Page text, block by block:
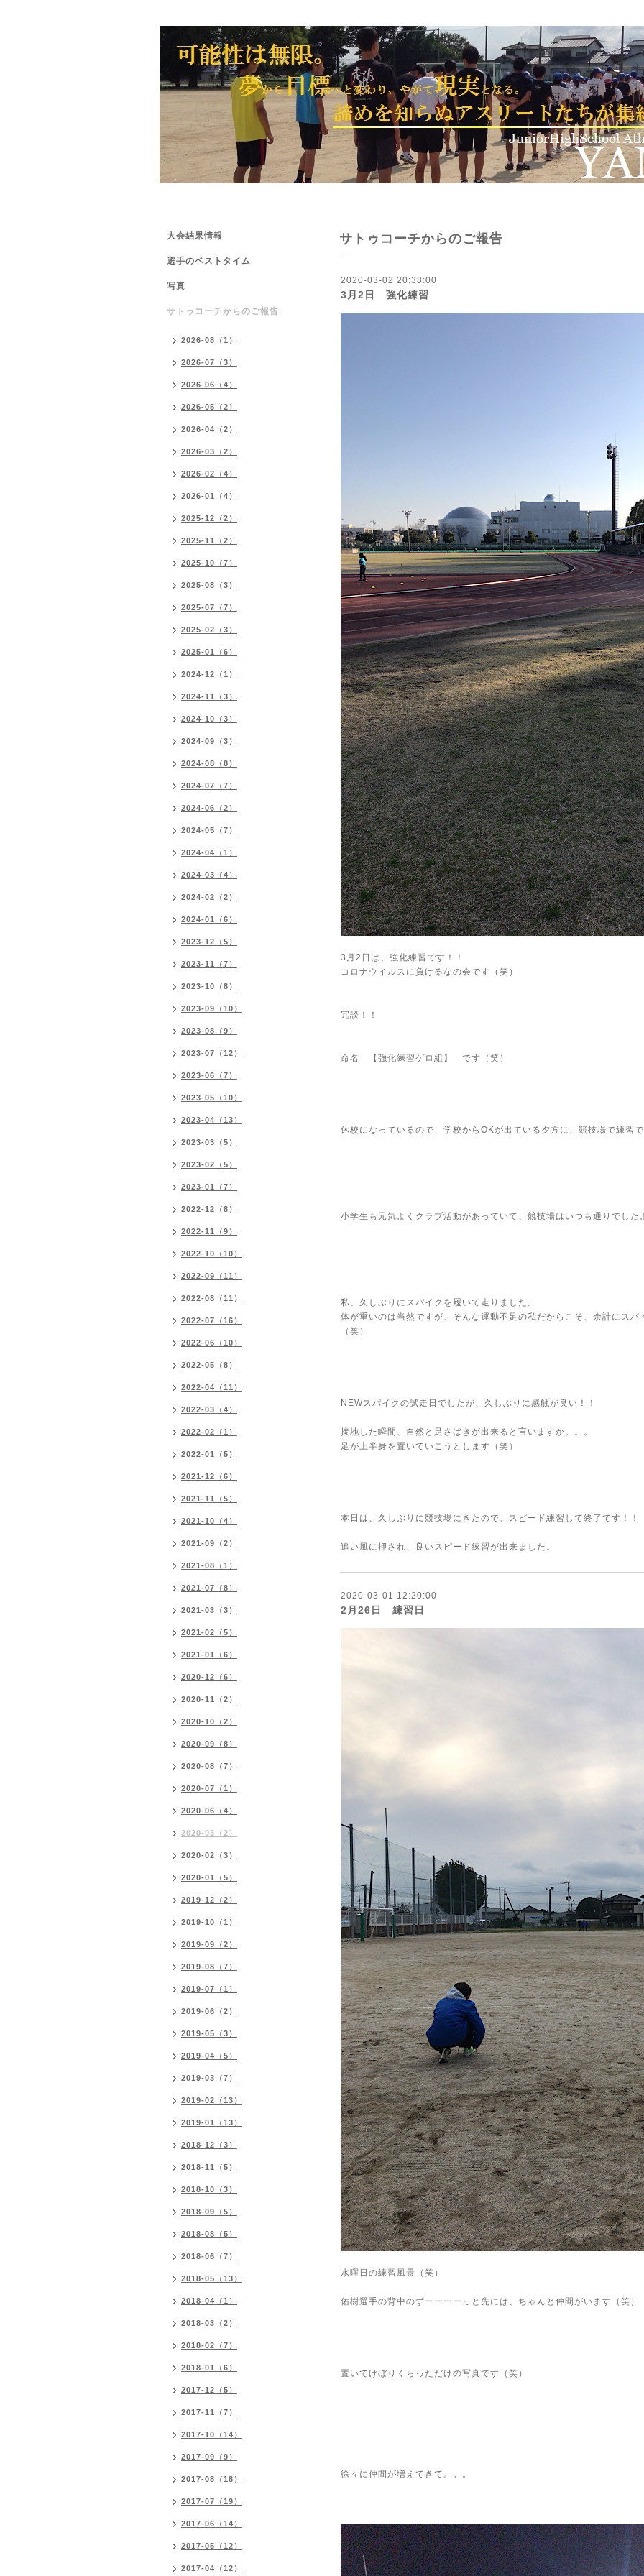
サトゥコーチからのご報告
2020-03-02 20:38:00
3月2日 強化練習
3月2日は、強化練習です！！
コロナウイルスに負けるなの会です（笑）
冗談！！
命名 【強化練習ゲロ組】 です（笑）
休校になっているので、学校からOKが出ている夕方に、競技場で練習で
小学生も元気よくクラブ活動があっていて、競技場はいつも通りでした
私、久しぶりにスパイクを履いて走りました。
体が重いのは当然ですが、そんな運動不足の私だからこそ、余計にスパ
（笑）
NEWスパイクの試走日でしたが、久しぶりに感触が良い！！
接地した瞬間、自然と足さばきが出来ると言いますか。。。
足が上半身を置いていこうとします（笑）
本日は、久しぶりに競技場にきたので、スピード練習して終了です！！
追い風に押され、良いスピード練習が出来ました。
2020-03-01 12:20:00
2月26日 練習日
水曜日の練習風景（笑）
佑樹選手の背中のずーーーーっと先には、ちゃんと仲間がいます（笑）
置いてけぼりくらっただけの写真です（笑）
徐々に仲間が増えてきて。。。
大会結果情報
選手のベストタイム
写真
サトゥコーチからのご報告
2026-08（1）
2026-07（3）
2026-06（4）
2026-05（2）
2026-04（2）
2026-03（2）
2026-02（4）
2026-01（4）
2025-12（2）
2025-11（2）
2025-10（7）
2025-08（3）
2025-07（7）
2025-02（3）
2025-01（6）
2024-12（1）
2024-11（3）
2024-10（3）
2024-09（3）
2024-08（8）
2024-07（7）
2024-06（2）
2024-05（7）
2024-04（1）
2024-03（4）
2024-02（2）
2024-01（6）
2023-12（5）
2023-11（7）
2023-10（8）
2023-09（10）
2023-08（9）
2023-07（12）
2023-06（7）
2023-05（10）
2023-04（13）
2023-03（5）
2023-02（5）
2023-01（7）
2022-12（8）
2022-11（9）
2022-10（10）
2022-09（11）
2022-08（11）
2022-07（16）
2022-06（10）
2022-05（8）
2022-04（11）
2022-03（4）
2022-02（1）
2022-01（5）
2021-12（6）
2021-11（5）
2021-10（4）
2021-09（2）
2021-08（1）
2021-07（8）
2021-03（3）
2021-02（5）
2021-01（6）
2020-12（6）
2020-11（2）
2020-10（2）
2020-09（8）
2020-08（7）
2020-07（1）
2020-06（4）
2020-03（2）
2020-02（3）
2020-01（5）
2019-12（2）
2019-10（1）
2019-09（2）
2019-08（7）
2019-07（1）
2019-06（2）
2019-05（3）
2019-04（5）
2019-03（7）
2019-02（13）
2019-01（13）
2018-12（3）
2018-11（5）
2018-10（3）
2018-09（5）
2018-08（5）
2018-06（7）
2018-05（13）
2018-04（1）
2018-03（2）
2018-02（7）
2018-01（6）
2017-12（5）
2017-11（7）
2017-10（14）
2017-09（9）
2017-08（18）
2017-07（19）
2017-06（14）
2017-05（12）
2017-04（12）